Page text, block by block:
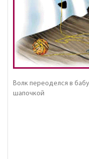
Волк переоделся в
шапочкой